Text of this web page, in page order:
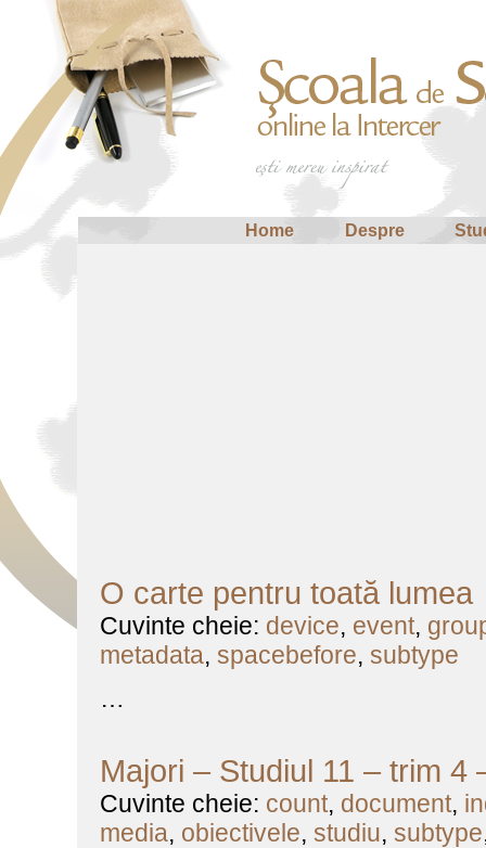
Despre
Home
O carte pentru toată lumea
Cuvinte cheie: device, event,
metadata, spacebefore, subtype
…
Majori – Studiul 11 – trim 4
Cuvinte cheie: count, document,
media, obiectivele, studiu, subtype